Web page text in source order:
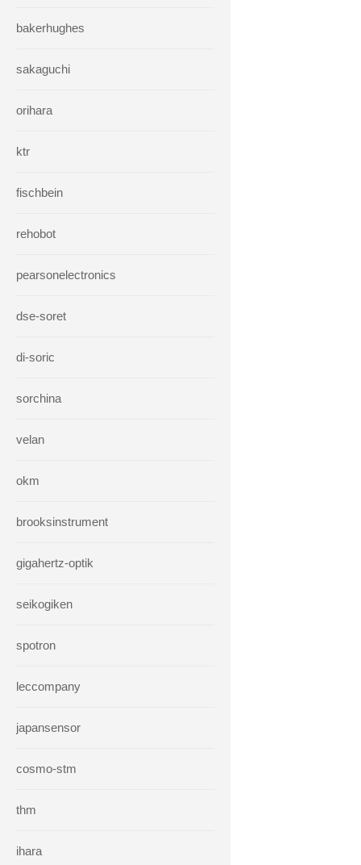
bakerhughes
sakaguchi
orihara
ktr
fischbein
rehobot
pearsonelectronics
dse-soret
di-soric
sorchina
velan
okm
brooksinstrument
gigahertz-optik
seikogiken
spotron
leccompany
japansensor
cosmo-stm
thm
ihara